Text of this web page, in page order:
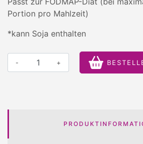
Portion pro Mahlzeit)
*kann Soja enthalten
- +